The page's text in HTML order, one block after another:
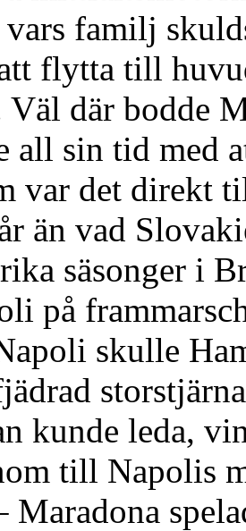
familj
flytta till
där bodde
all sin tid med
var det direkt
än vad
säsonger i
på
skulle
kunde leda,
till Napolis
Maradona